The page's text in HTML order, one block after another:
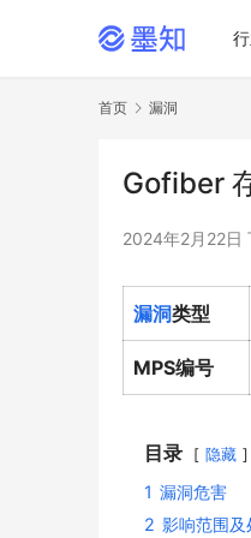
首页 漏洞
Gofiber
2024年2月22日
漏洞类型
MPS编号
目录 隐藏
1 漏洞危害
2 影响范围及